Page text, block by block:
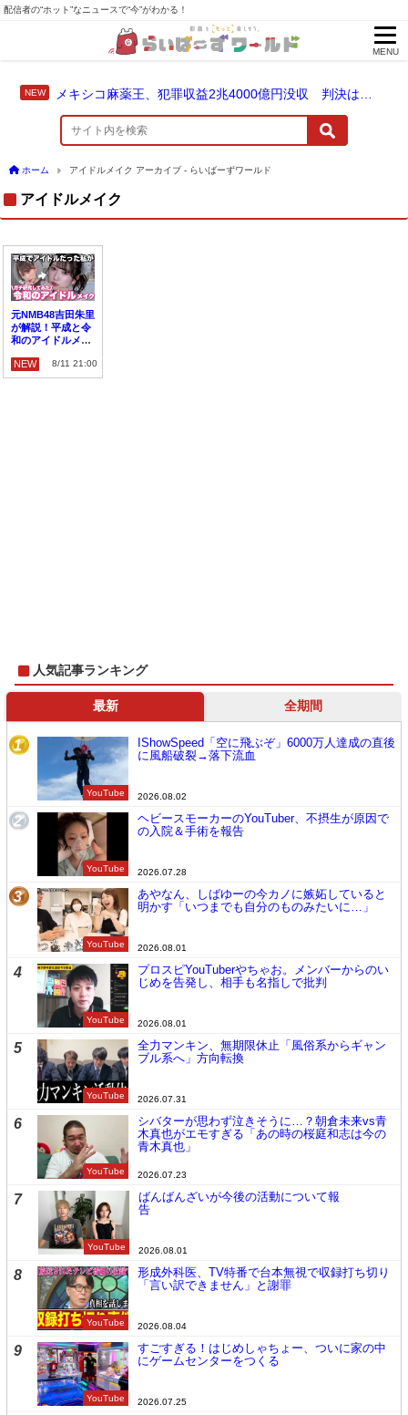
配信者の“ホット”なニュースで“今”がわかる！
MENU
ホーム アイドルメイク アーカイブ - らいばーずワールド
アイドルメイク
元NMB48吉田朱里
が解説！平成と令
和のアイドルメイ
NEW
8/11 21:00
人気記事ランキング
最新 全期間
1
YouTube
IShowSpeed「空に飛ぶぞ」6000万人達成の直後
に風船破裂→落下流血
2026.08.02
2
YouTube
ヘビースモーカーのYouTuber、不摂生が原因で
の入院＆手術を報告
2026.07.28
3
YouTube
あやなん、しばゆーの今カノに嫉妬していると
明かす「いつまでも自分のものみたいに…」
2026.08.01
4
YouTube
プロスピYouTuberやちゃお。メンバーからのい
じめを告発し、相手も名指しで批判
2026.08.01
5
YouTube
全力マンキン、無期限休止「風俗系からギャン
ブル系へ」方向転換
2026.07.31
6
YouTube
シバターが思わず泣きそうに…？朝倉未来vs青
木真也がエモすぎる「あの時の桜庭和志は今の
青木真也」
2026.07.23
7
YouTube
ばんばんざいが今後の活動について報
告
2026.08.01
8
YouTube
形成外科医、TV特番で台本無視で収録打ち切り
「言い訳できません」と謝罪
2026.08.04
9
YouTube
すごすぎる！はじめしゃちょー、ついに家の中
にゲームセンターをつくる
2026.07.25